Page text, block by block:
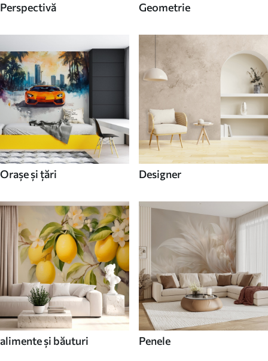
Perspectivă Geometrie
Orașe și țări Designer
alimente și băuturi Penele